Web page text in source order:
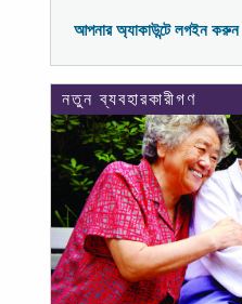
আপনার অ্যাকাউন্টে লগইন করুন
নতুন ব্যবহারকারীগণ